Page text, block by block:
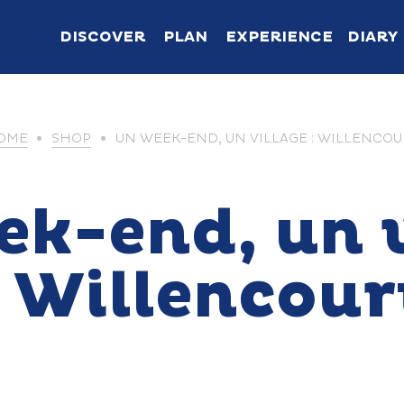
DISCOVER PLAN EXPERIENCE DIARY
SHOP UN WEEK-END, UN VILLAGE :
end, un